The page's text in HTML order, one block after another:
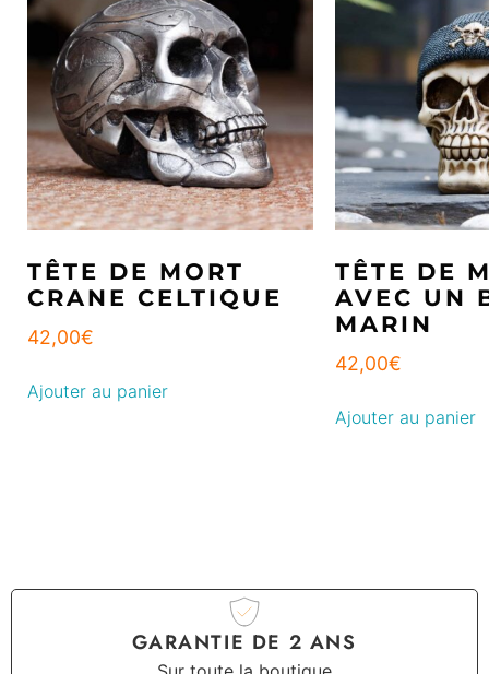
TÊTE DE MORT
CRANE CELTIQUE
42,00€
Ajouter au panier
TÊTE DE
AVEC UN
MARIN
42,00€
Ajouter au panier
GARANTIE DE 2 ANS